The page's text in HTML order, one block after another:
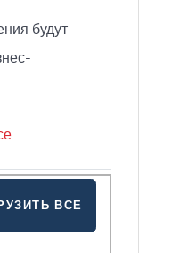
будут
ВСЕ